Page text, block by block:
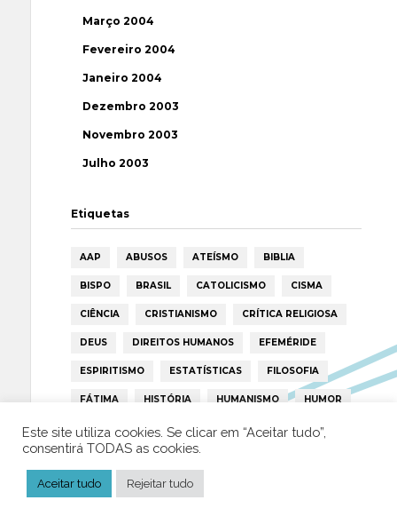
Março 2004
Fevereiro 2004
Janeiro 2004
Dezembro 2003
Novembro 2003
Julho 2003
Etiquetas
AAP ABUSOS ATEÍSMO BIBLIA
BISPO BRASIL CATOLICISMO CISMA
CIÊNCIA CRISTIANISMO CRÍTICA RELIGIOSA
DEUS DIREITOS HUMANOS EFEMÉRIDE
ESPIRITISMO ESTATÍSTICAS FILOSOFIA
FÁTIMA HISTÓRIA HUMANISMO HUMOR
ICAR IGREJA ISLAMISMO ISLÃO
JESUS LAICIDADE
LIVRE-PENSAMENTO
Este site utiliza cookies. Se clicar em “Aceitar tudo”,
consentirá TODAS as cookies.
Aceitar tudo Rejeitar tudo